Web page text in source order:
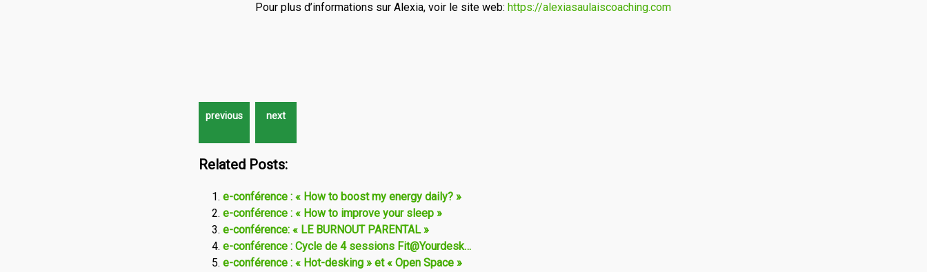
Pour plus d’informations sur Alexia, voir le site web:https://alexiasaulaiscoaching.com
Related Posts:
e-conférence : « How to boost my energy daily? »
e-conférence : « How to improve your sleep »
e-conférence: « LE BURNOUT PARENTAL »
e-conférence : Cycle de 4 sessions Fit@Yourdesk…
e-conférence : « Hot-desking » et « Open Space »